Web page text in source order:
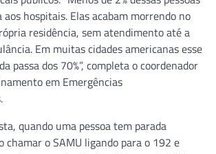
aos hospitais. Elas acabam morrendo no
residência, sem atendimento até a
Em muitas cidades americanas esse
passa dos 70%”, completa o coordenador
em Emergências
quando uma pessoa tem parada
chamar o SAMU ligando para o 192 e